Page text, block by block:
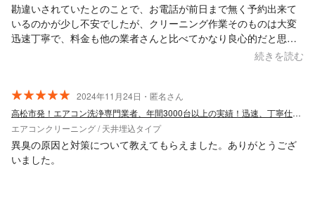
勘違いされていたとのことで、お電話が前日まで無く予約出来て
いるのかが少し不安でしたが、クリーニング作業そのものは大変
迅速丁寧で、料金も他の業者さんと比べてかなり良心的だと思い
ます。 今後、エアコンクリーニングについてはエアクリさんに依
続きを読む
2024年11月24日・匿名さん
高松市発！エアコン洗浄専門業者、年間3000台以上の実績！迅速、丁寧仕上りに自信
エアコンクリーニング / 天井埋込タイプ
異臭の原因と対策について教えてもらえました。ありがとうござ
いました。